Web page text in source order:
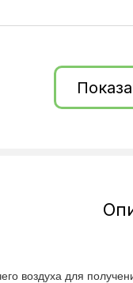
воздуха для